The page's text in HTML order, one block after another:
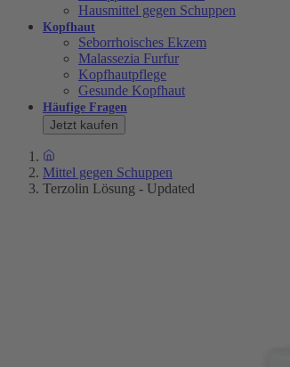
Hausmittel gegen Schuppen
Kopfhaut
Seborrhoisches Ekzem
Malassezia Furfur
Kopfhautpflege
Gesunde Kopfhaut
Häufige Fragen
Jetzt kaufen
Mittel gegen Schuppen
Terzolin Lösung - Updated